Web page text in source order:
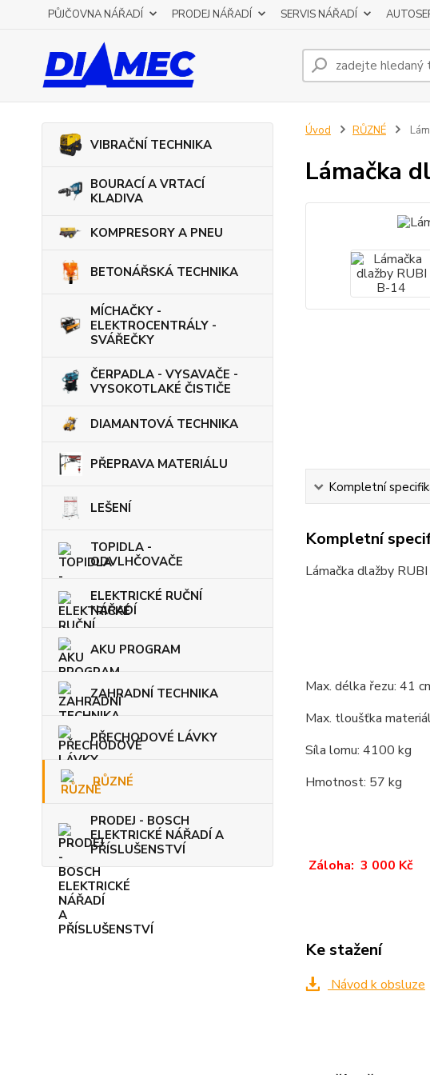
PŮJČOVNA NÁŘADÍ PRODEJ NÁŘADÍ SERVIS NÁŘADÍ
VIBRAČNÍ TECHNIKA
BOURACÍ A VRTACÍ
KLADIVA
KOMPRESORY A PNEU
BETONÁŘSKÁ TECHNIKA
MÍCHAČKY -
ELEKTROCENTRÁLY -
SVÁŘEČKY
ČERPADLA - VYSAVAČE -
VYSOKOTLAKÉ ČISTIČE
DIAMANTOVÁ TECHNIKA
PŘEPRAVA MATERIÁLU
LEŠENÍ
TOPIDLA -
ODVLHČOVAČE
ELEKTRICKÉ RUČNÍ
NÁŘADÍ
AKU PROGRAM
ZAHRADNÍ TECHNIKA
PŘECHODOVÉ LÁVKY
RŮZNÉ
PRODEJ - BOSCH
ELEKTRICKÉ NÁŘADÍ A
PŘÍSLUŠENSTVÍ
Úvod RŮZNÉ
Lámačka
Kompletní
Kompletní
Lámačka dlažby
Max. délka řezu: 41
Max. tloušťka
Síla lomu: 4100 kg
Hmotnost: 57 kg
Záloha: 3 000 Kč
Ke stažení
Návod k obsluze